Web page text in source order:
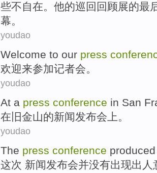
些不自在。 他的巡回 回顾展的最
幕。
youdao
Welcome to our press
欢迎来参加记者会。
youdao
At a press conference in San
在 旧金山的新闻发布会上。
youdao
The press conference produced
这次 新闻发布会并没有出现出人